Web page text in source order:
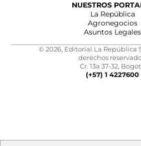
NUESTROS
La República
Agronegocios
Asuntos Legales
© 2026, Editorial La República
derechos
Cr. 13a 37-32,
(+57) 1 4227600